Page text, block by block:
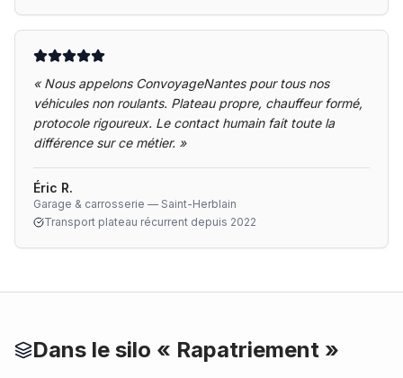
« Nous appelons ConvoyageNantes pour tous nos
véhicules non roulants. Plateau propre, chauffeur formé,
protocole rigoureux. Le contact humain fait toute la
différence sur ce métier. »
Éric R.
Garage & carrosserie — Saint-Herblain
Transport plateau récurrent depuis 2022
Dans le silo « Rapatriement »